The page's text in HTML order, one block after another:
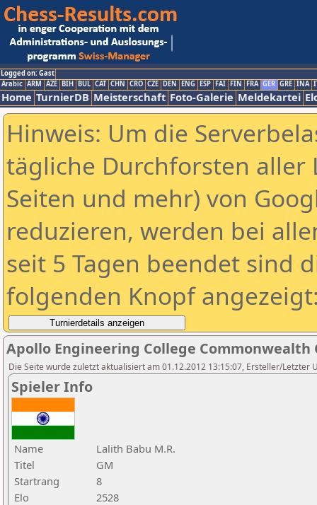
Logged on: Gast
Arabic ARM AZE BIH BUL CAT CHN CRO CZE DEN ENG ESP FAI FIN FRA GER GRE INA
Home TurnierDB Meisterschaft Foto-Galerie Meldekartei
Hinweis: Um die
tägliche Durchforsten aller
Seiten und mehr) von
reduzieren, werden bei
seit 5 Tagen beendet sind
folgenden Knopf
Apollo Engineering College Commonwealth
Die Seite wurde zuletzt aktualisiert am 01.12.2012 13:15:07, Ersteller/Letzter
Spieler Info
Name
Lalith Babu M.R.
Titel
GM
Startrang
8
Elo
2528